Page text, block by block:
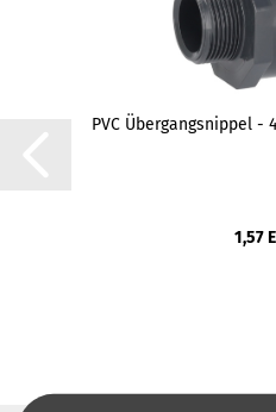
PVC Übergangsnippel -
1,57